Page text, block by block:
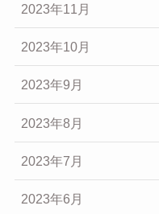
2023年11月
2023年10月
2023年9月
2023年8月
2023年7月
2023年6月